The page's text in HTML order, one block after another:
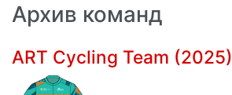
Архив команд
ART Cycling Team (2025)